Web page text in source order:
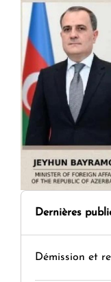
Dernières
Démission et